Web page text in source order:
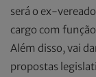
será o ex-
cargo com
Além disso, vai
propostas